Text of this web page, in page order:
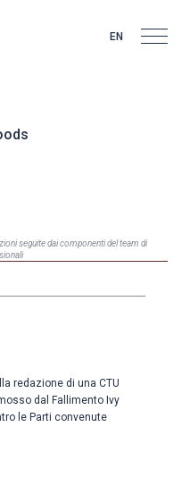
EN
seguite dai componenti del team di
redazione di una CTU
dal Fallimento Ivy
le Parti convenute